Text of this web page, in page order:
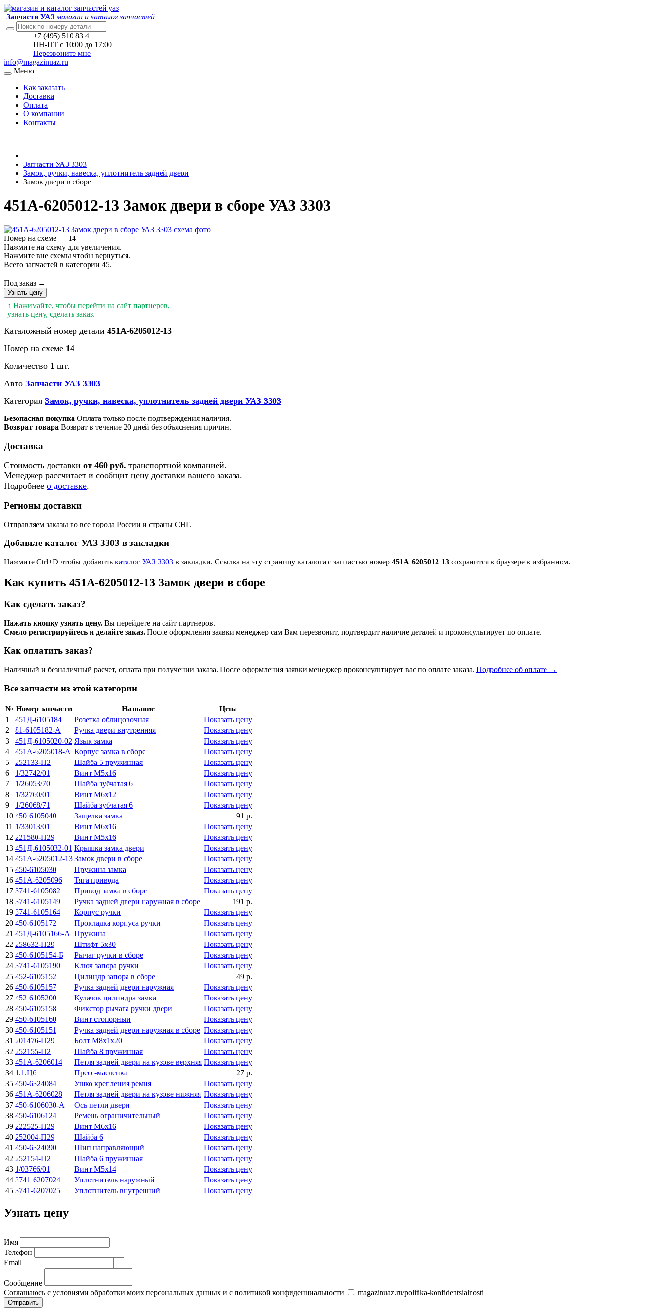
Запчасти УАЗ магазин и каталог запчастей
+7 (495) 510 83 41
ПН-ПТ с 10:00 до 17:00
Перезвоните мне
info@magazinuaz.ru
Меню
Как заказать
Доставка
Оплата
О компании
Контакты
Запчасти УАЗ 3303
Замок, ручки, навеска, уплотнитель задней двери
Замок двери в сборе
451А-6205012-13 Замок двери в сборе УАЗ 3303
Номер на схеме — 14
Нажмите на схему для увеличения.
Нажмите вне схемы чтобы вернуться.
Всего запчастей в категории 45.
Под заказ →
Узнать цену
↑ Нажимайте, чтобы перейти на сайт партнеров,
узнать цену, сделать заказ.
Каталожный номер детали 451А-6205012-13
Номер на схеме 14
Количество 1 шт.
Авто Запчасти УАЗ 3303
Категория Замок, ручки, навеска, уплотнитель задней двери УАЗ 3303
Безопасная покупка Оплата только после подтверждения наличия.
Возврат товара Возврат в течение 20 дней без объяснения причин.
Доставка
Стоимость доставки от 460 руб. транспортной компанией.
Менеджер рассчитает и сообщит цену доставки вашего заказа.
Подробнее о доставке.
Регионы доставки
Отправляем заказы во все города России и страны СНГ.
Добавьте каталог УАЗ 3303 в закладки
Нажмите Ctrl+D чтобы добавить каталог УАЗ 3303 в закладки. Ссылка на эту страницу каталога с запчастью номер 451А-6205012-13 сохранится в браузере в избранном.
Как купить 451А-6205012-13 Замок двери в сборе
Как сделать заказ?
Нажать кнопку узнать цену. Вы перейдете на сайт партнеров.
Смело регистрируйтесь и делайте заказ. После оформления заявки менеджер сам Вам перезвонит, подтвердит наличие деталей и проконсультирует по оплате.
Как оплатить заказ?
Наличный и безналичный расчет, оплата при получении заказа. После оформления заявки менеджер проконсультирует вас по оплате заказа. Подробнее об оплате →
Все запчасти из этой категории
№ Номер запчасти Название
Цена
1
451Д-6105184 Розетка облицовочная
Показать цену
2
81-6105182-А Ручка двери внутренняя
Показать цену
3
451Д-6105020-02 Язык замка
Показать цену
4
451А-6205018-А Корпус замка в сборе
Показать цену
5
252133-П2 Шайба 5 пружинная
Показать цену
6
1/32742/01 Винт M5x16
Показать цену
7
1/26053/70 Шайба зубчатая 6
Показать цену
8
1/32760/01 Винт M6x12
Показать цену
9
1/26068/71 Шайба зубчатая 6
Показать цену
10 450-6105040 Защелка замка
91 р.
11 1/33013/01 Винт M6x16
Показать цену
12 221580-П29 Винт M5x16
Показать цену
13 451Д-6105032-01 Крышка замка двери
Показать цену
14 451А-6205012-13 Замок двери в сборе
Показать цену
15 450-6105030 Пружина замка
Показать цену
16 451А-6205096 Тяга привода
Показать цену
17 3741-6105082 Привод замка в сборе
Показать цену
18 3741-6105149 Ручка задней двери наружная в сборе
191 р.
19 3741-6105164 Корпус ручки
Показать цену
20 450-6105172 Прокладка корпуса ручки
Показать цену
21 451Д-6105166-А Пружина
Показать цену
22 258632-П29 Штифт 5x30
Показать цену
23 450-6105154-Б Рычаг ручки в сборе
Показать цену
24 3741-6105190 Ключ запора ручки
Показать цену
25 452-6105152 Цилиндр запора в сборе
49 р.
26 450-6105157 Ручка задней двери наружная
Показать цену
27 452-6105200 Кулачок цилиндра замка
Показать цену
28 450-6105158 Фикстор рычага ручки двери
Показать цену
29 450-6105160 Винт стопорный
Показать цену
30 450-6105151 Ручка задней двери наружная в сборе Показать цену
31 201476-П29 Болт M8x1x20
Показать цену
32 252155-П2 Шайба 8 пружинная
Показать цену
33 451А-6206014 Петля задней двери на кузове верхняя Показать цену
34 1.1.Ц6 Пресс-масленка
27 р.
35 450-6324084 Ушко крепления ремня
Показать цену
36 451А-6206028 Петля задней двери на кузове нижняя Показать цену
37 450-6106030-А Ось петли двери
Показать цену
38 450-6106124 Ремень ограничительный
Показать цену
39 222525-П29 Винт M6x16
Показать цену
40 252004-П29 Шайба 6
Показать цену
41 450-6324090 Шип направляющий
Показать цену
42 252154-П2 Шайба 6 пружинная
Показать цену
43 1/03766/01 Винт M5x14
Показать цену
44 3741-6207024 Уплотнитель наружный
Показать цену
45 3741-6207025 Уплотнитель внутренний Показать цену
Узнать цену
Имя
Телефон
Email
Сообщение
Соглашаюсь с условиями обработки моих персональных данных и с политикой конфиденциальности
magazinuaz.ru/politika-konfidentsialnosti
Отправить